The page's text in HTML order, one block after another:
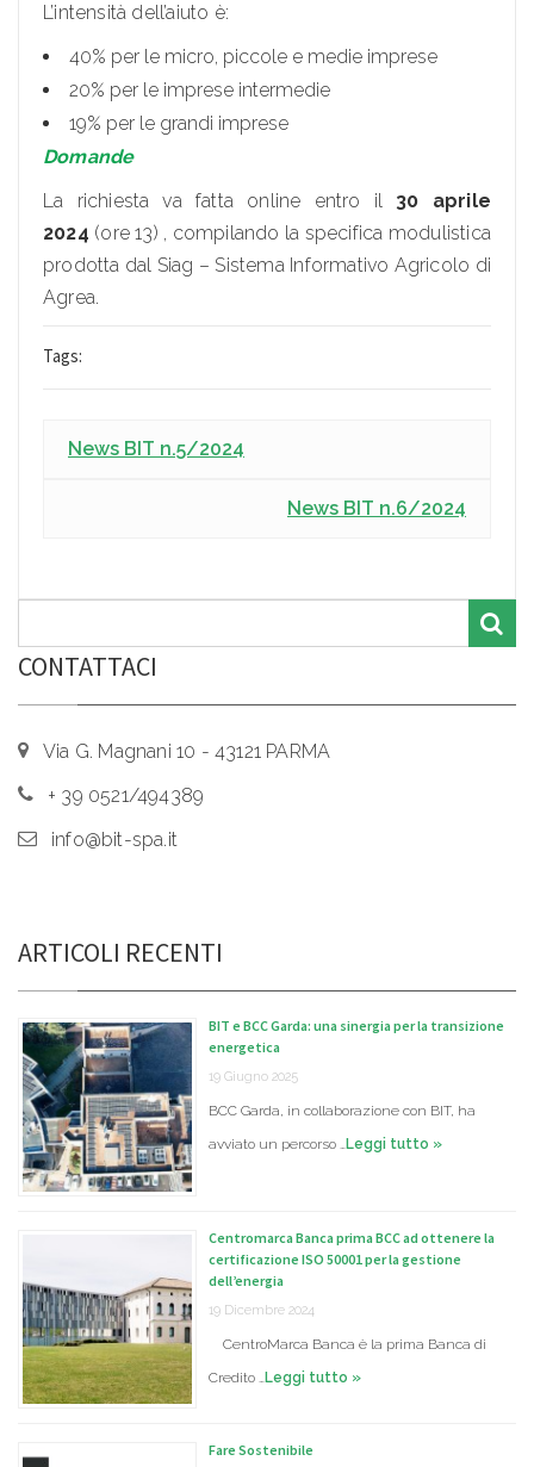
L’intensità dell’aiuto è:
40% per le micro, piccole e medie imprese
20% per le imprese intermedie
19% per le grandi imprese
Domande
La richiesta va fatta online entro il 30 aprile
2024 (ore 13) , compilando la specifica modulistica
prodotta dal Siag – Sistema Informativo Agricolo di
Agrea.
Tags:
News BIT n.5/2024
News BIT n.6/2024
CONTATTACI
Via G. Magnani 10 - 43121 PARMA
+ 39 0521/494389
info@bit-spa.it
ARTICOLI RECENTI
BIT e BCC Garda: una sinergia per la transizione
energetica
19 Giugno 2025
BCC Garda, in collaborazione con BIT, ha
avviato un percorso …Leggi tutto »
Centromarca Banca prima BCC ad ottenere la
certificazione ISO 50001 per la gestione
dell’energia
19 Dicembre 2024
CentroMarca Banca è la prima Banca di
Credito …Leggi tutto »
Fare Sostenibile